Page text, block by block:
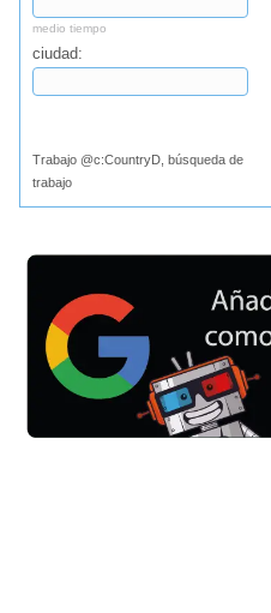
medio tiempo
ciudad:
Trabajo @c:CountryD, búsqueda de
trabajo